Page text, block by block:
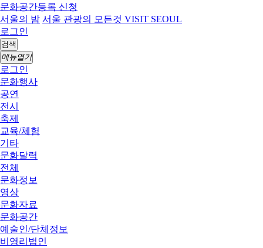
문화공간등록 신청
서울의 밤 서울 관광의 모든것 VISIT SEOUL
로그인
검색
메뉴열기
로그인
문화행사
공연
전시
축제
교육/체험
기타
문화달력
전체
문화정보
영상
문화자료
문화공간
예술인/단체정보
비영리법인